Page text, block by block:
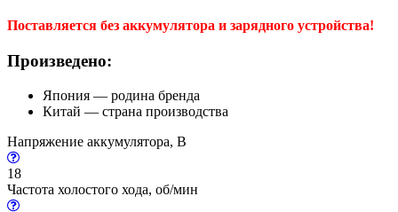
Поставляется без аккумулятора и зарядного устройства!
Произведено:
Япония — родина бренда
Китай — страна производства
Напряжение аккумулятора, В
18
Частота холостого хода, об/мин